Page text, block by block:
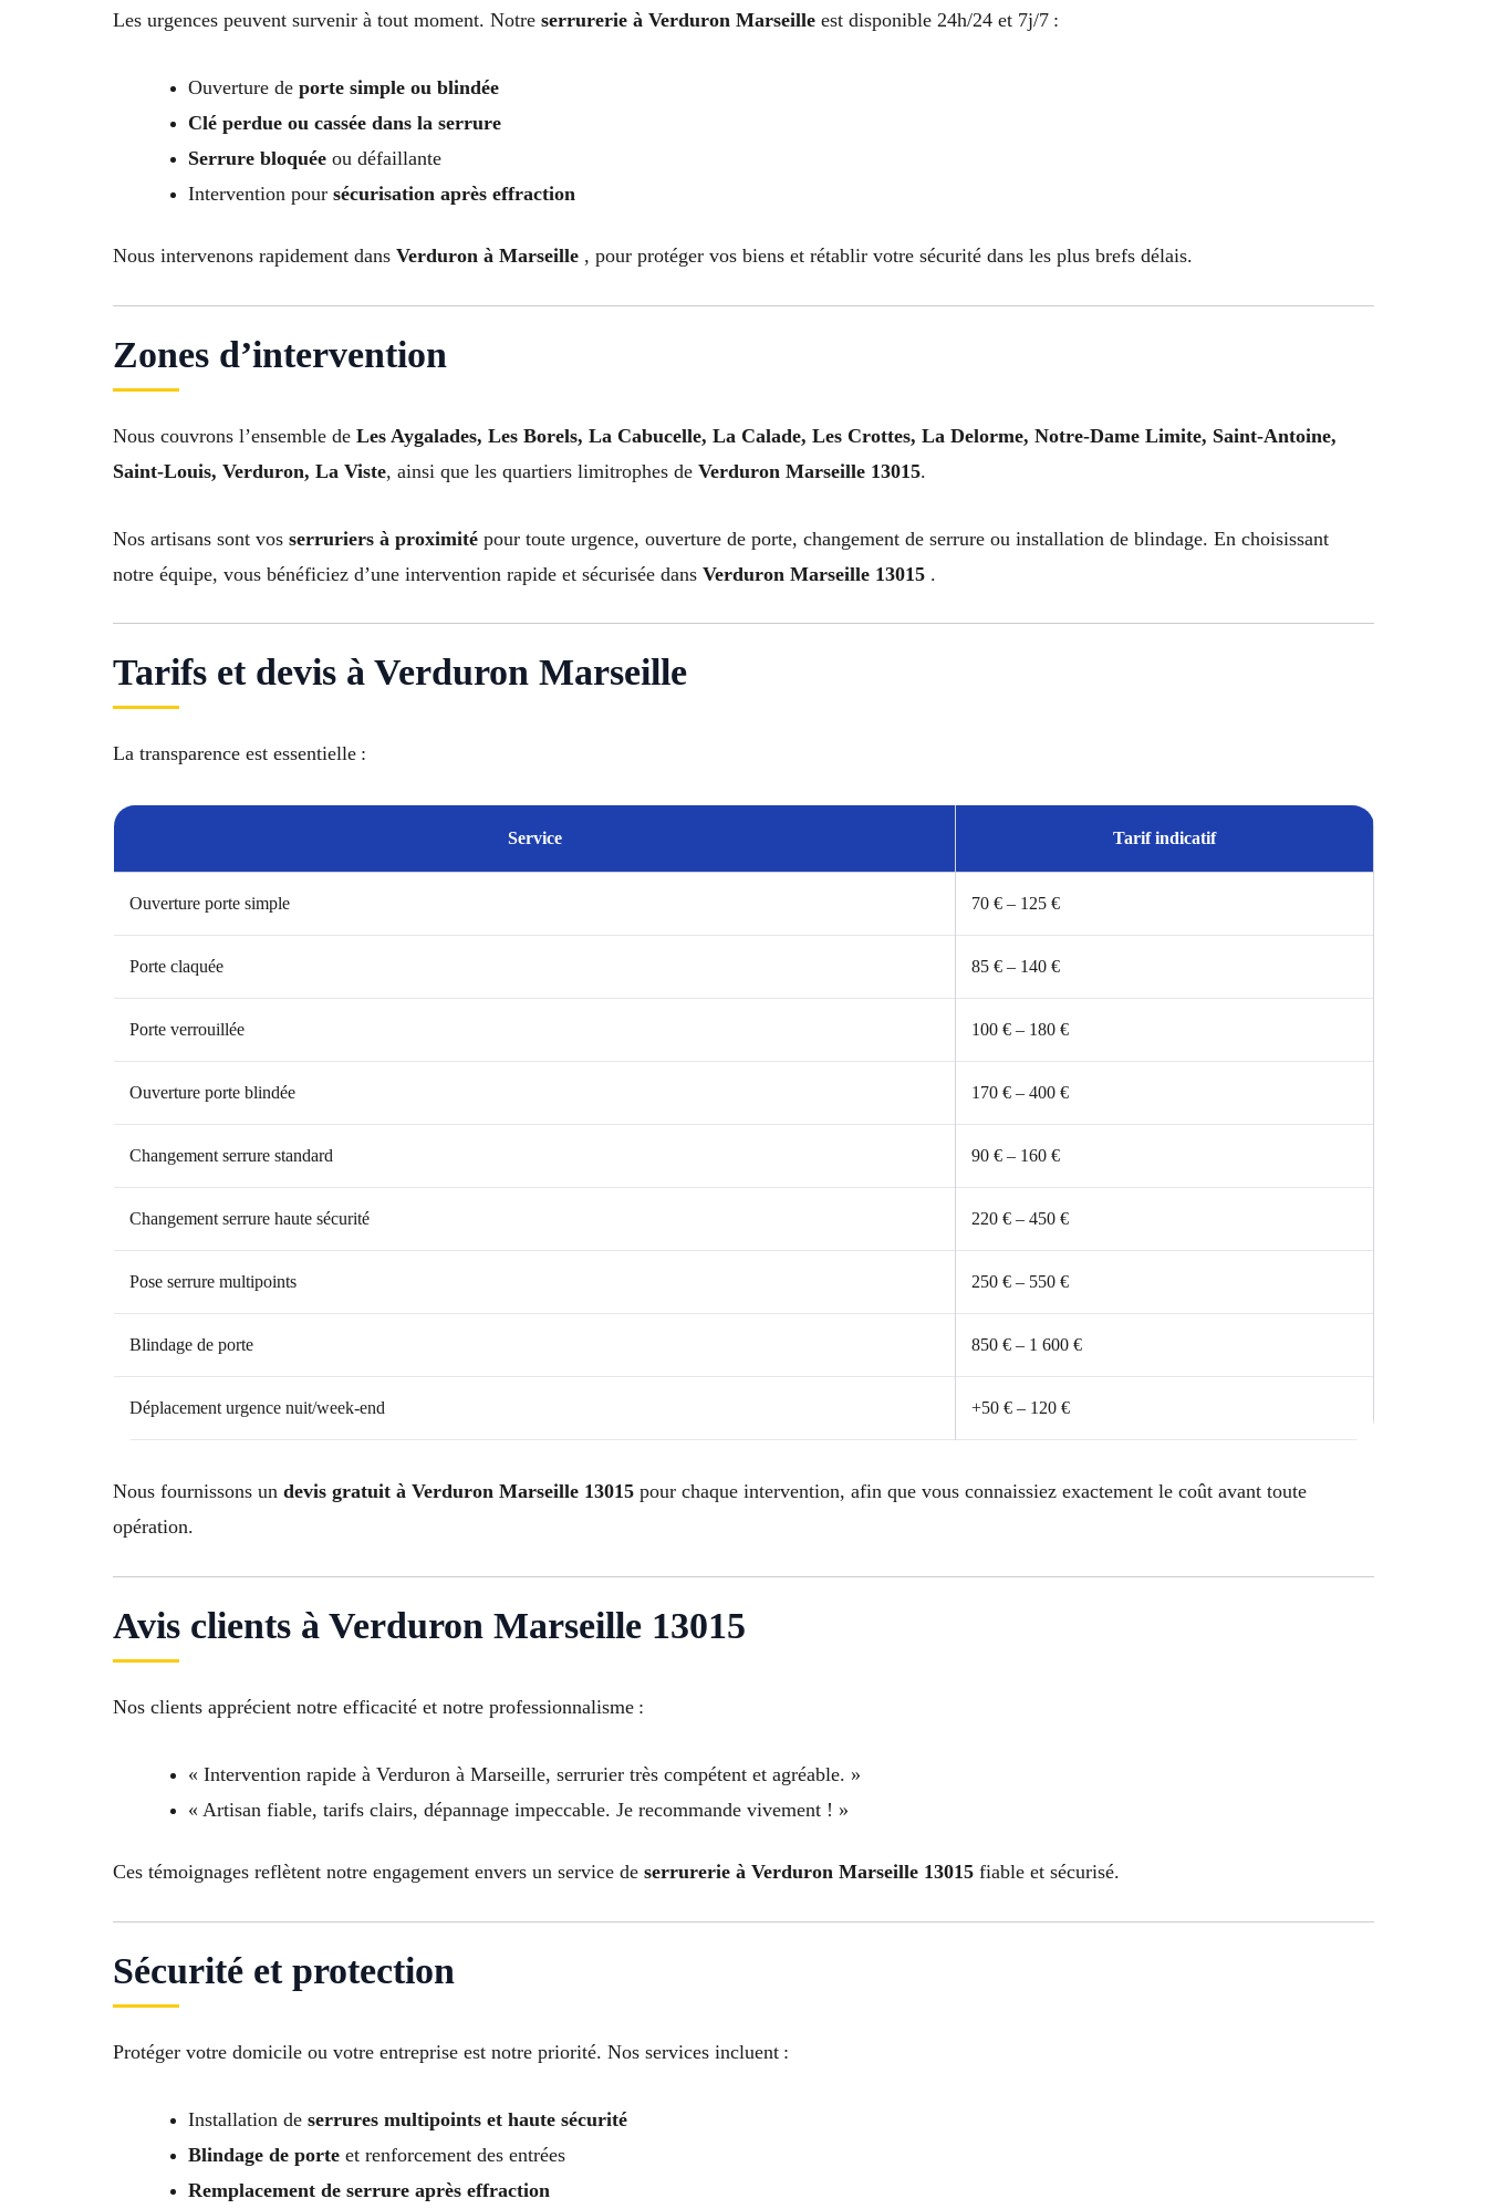
Les urgences peuvent survenir à tout moment. Notre serrurerie à Verduron Marseille est disponible 24h/24 et 7j/7 :
Ouverture de porte simple ou blindée
Clé perdue ou cassée dans la serrure
Serrure bloquée ou défaillante
Intervention pour sécurisation après effraction
Nous intervenons rapidement dans Verduron à Marseille , pour protéger vos biens et rétablir votre sécurité dans les plus brefs délais.
Zones d’intervention
Nous couvrons l’ensemble de Les Aygalades, Les Borels, La Cabucelle, La Calade, Les Crottes, La Delorme, Notre-Dame Limite, Saint-Antoine,
Saint-Louis, Verduron, La Viste, ainsi que les quartiers limitrophes de Verduron Marseille 13015.
Nos artisans sont vos serruriers à proximité pour toute urgence, ouverture de porte, changement de serrure ou installation de blindage. En choisissant
notre équipe, vous bénéficiez d’une intervention rapide et sécurisée dans Verduron Marseille 13015 .
Tarifs et devis à Verduron Marseille
La transparence est essentielle :
Service Tarif indicatif
Ouverture porte simple 70 € – 125 €
Porte claquée 85 € – 140 €
Porte verrouillée 100 € – 180 €
Ouverture porte blindée 170 € – 400 €
Changement serrure standard 90 € – 160 €
Changement serrure haute sécurité 220 € – 450 €
Pose serrure multipoints 250 € – 550 €
Blindage de porte 850 € – 1 600 €
Déplacement urgence nuit/week-end +50 € – 120 €
Nous fournissons un devis gratuit à Verduron Marseille 13015 pour chaque intervention, afin que vous connaissiez exactement le coût avant toute
opération.
Avis clients à Verduron Marseille 13015
Nos clients apprécient notre efficacité et notre professionnalisme :
« Intervention rapide à Verduron à Marseille, serrurier très compétent et agréable. »
« Artisan fiable, tarifs clairs, dépannage impeccable. Je recommande vivement ! »
Ces témoignages reflètent notre engagement envers un service de serrurerie à Verduron Marseille 13015 fiable et sécurisé.
Sécurité et protection
Protéger votre domicile ou votre entreprise est notre priorité. Nos services incluent :
Installation de serrures multipoints et haute sécurité
Blindage de porte et renforcement des entrées
Remplacement de serrure après effraction